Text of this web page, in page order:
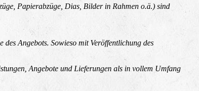
Papierabzüge, Dias, Bilder in Rahmen o.ä.) sind
Angebots. Sowieso mit Veröffentlichung des
Angebote und Lieferungen als in vollem Umfang